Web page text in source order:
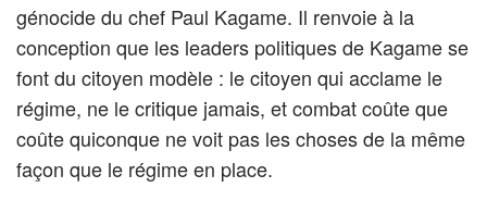
génocide du chef Paul Kagame. Il renvoie à la
conception que les leaders politiques de Kagame se
font du citoyen modèle : le citoyen qui acclame le
régime, ne le critique jamais, et combat coûte que
coûte quiconque ne voit pas les choses de la même
façon que le régime en place.